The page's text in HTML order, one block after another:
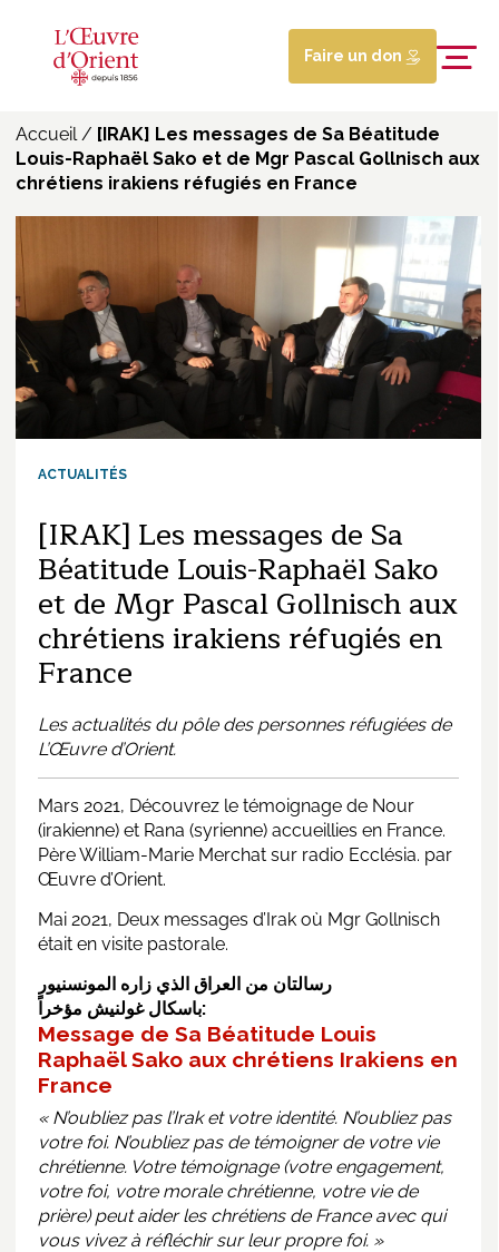
Faire un don
Accueil/ [IRAK] Les messages de Sa Béatitude
Louis-Raphaël Sako et de Mgr Pascal Gollnisch aux
chrétiens irakiens réfugiés en France
ACTUALITÉS
[IRAK] Les messages de Sa
Béatitude Louis-Raphaël Sako
et de Mgr Pascal Gollnisch aux
chrétiens irakiens réfugiés en
France
Les actualités du pôle des personnes réfugiées de
L’Œuvre d’Orient.
Mars 2021, Découvrez le témoignage de Nour
(irakienne) et Rana (syrienne) accueillies en France.
Père William-Marie Merchat sur radio Ecclésia. par
Œuvre d’Orient.
Mai 2021, Deux messages d’Irak où Mgr Gollnisch
était en visite pastorale.
رسالتان من العراق الذي زاره المونسنيور
باسكال غولنيش مؤخراً:
Message de Sa Béatitude Louis
Raphaël Sako aux chrétiens Irakiens en
France
« N’oubliez pas l’Irak et votre identité. N’oubliez pas
votre foi. N’oubliez pas de témoigner de votre vie
chrétienne. Votre témoignage (votre engagement,
votre foi, votre morale chrétienne, votre vie de
prière) peut aider les chrétiens de France avec qui
vous vivez à réfléchir sur leur propre foi. »